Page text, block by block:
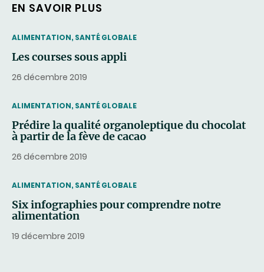
EN SAVOIR PLUS
THEMATIC
ALIMENTATION, SANTÉ GLOBALE
Les courses sous appli
26 décembre 2019
THEMATIC
ALIMENTATION, SANTÉ GLOBALE
Prédire la qualité organoleptique du chocolat
à partir de la fève de cacao
26 décembre 2019
THEMATIC
ALIMENTATION, SANTÉ GLOBALE
Six infographies pour comprendre notre
alimentation
19 décembre 2019